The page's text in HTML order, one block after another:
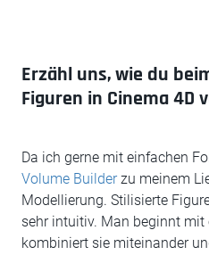
Erzähl uns, wie du
Figuren in Cinema 4D
Da ich gerne mit einfachen
Volume Builderzu meinem
Modellierung. Stilisierte
sehr intuitiv. Man beginnt mit
kombiniert sie miteinander